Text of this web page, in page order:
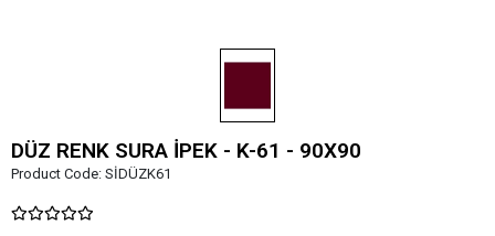
DÜZ RENK SURA İPEK - K-61 - 90X90
Product Code: SİDÜZK61